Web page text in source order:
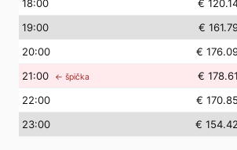
18:00 €
19:00 €
20:00 €
21:00 ← špička € 178.61
22:00 € 170.85
23:00 € 154.42